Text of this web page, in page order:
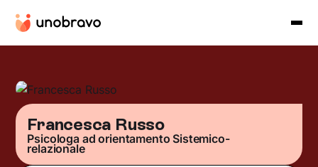
Francesca Russo
Psicologa ad orientamento Sistemico-
relazionale